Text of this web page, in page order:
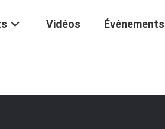
Vidéos Événements